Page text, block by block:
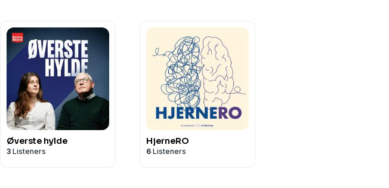
Øverste hylde
3 Listeners
HjerneRO
6 Listeners